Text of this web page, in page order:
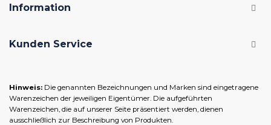
Information
Kunden Service
Hinweis: Die genannten Bezeichnungen und Marken sind eingetragene
Warenzeichen der jeweiligen Eigentümer. Die aufgeführten
Warenzeichen, die auf unserer Seite präsentiert werden, dienen
ausschließlich zur Beschreibung von Produkten.